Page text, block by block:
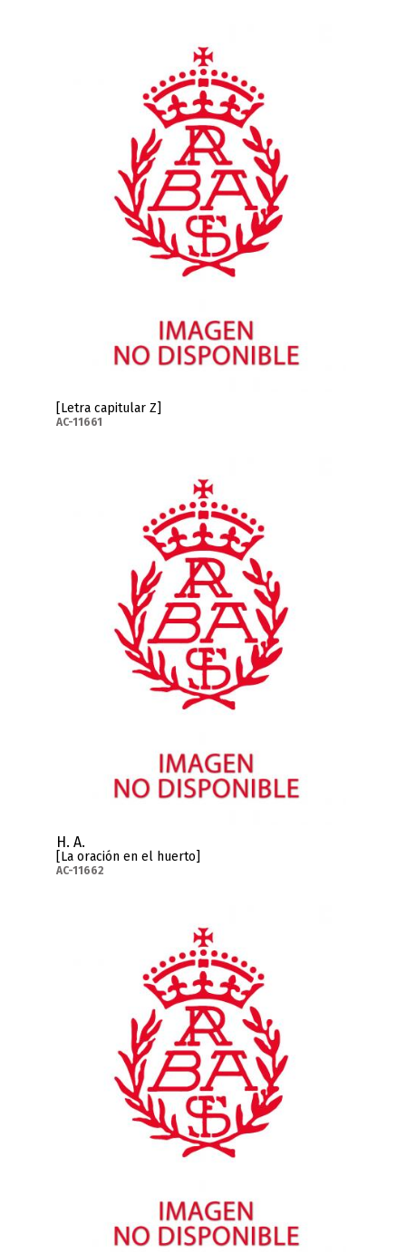
[Letra capitular Z]
AC-11661
H. A.
[La oración en el huerto]
AC-11662